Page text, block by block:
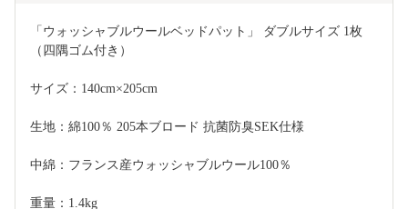
「ウォッシャブルウールベッドパット」 ダブルサイズ 1枚
（四隅ゴム付き）
サイズ：140cm×205cm
生地：綿100％ 205本ブロード 抗菌防臭SEK仕様
中綿：フランス産ウォッシャブルウール100％
重量：1.4kg